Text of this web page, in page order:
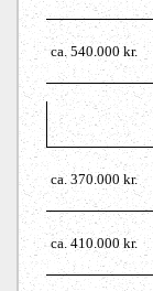
ca. 540.000 kr.
ca. 370.000 kr.
ca. 410.000 kr.